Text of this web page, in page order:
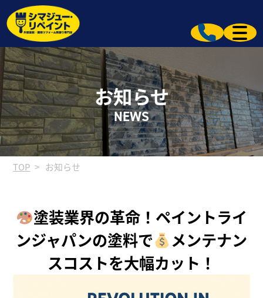
お知らせ
NEWS
TOP お知らせ
塗装業界の革命！ペイントライ
ンジャパンの塗料で
メンテナン
スコストを大幅カット！